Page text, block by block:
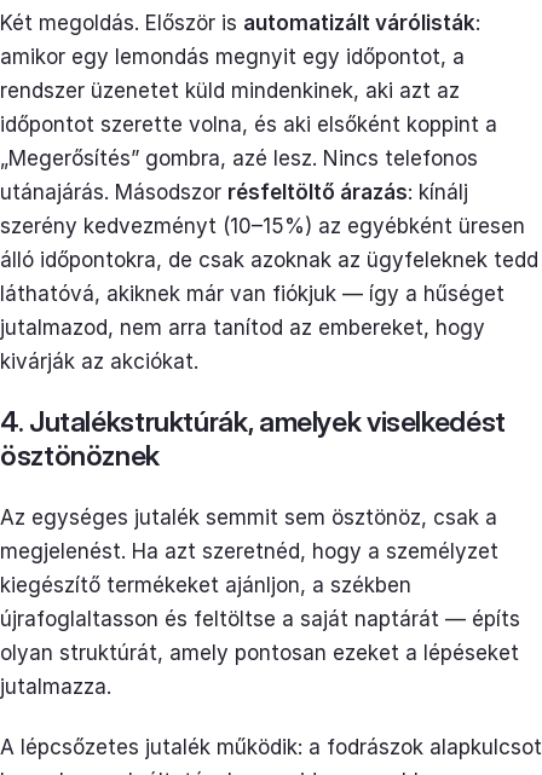
Két megoldás. Először is automatizált várólisták:
amikor egy lemondás megnyit egy időpontot, a
rendszer üzenetet küld mindenkinek, aki azt az
időpontot szerette volna, és aki elsőként koppint a
„Megerősítés” gombra, azé lesz. Nincs telefonos
utánajárás. Másodszor résfeltöltő árazás: kínálj
szerény kedvezményt (10–15%) az egyébként üresen
álló időpontokra, de csak azoknak az ügyfeleknek tedd
láthatóvá, akiknek már van fiókjuk — így a hűséget
jutalmazod, nem arra tanítod az embereket, hogy
kivárják az akciókat.
4. Jutalékstruktúrák, amelyek viselkedést
ösztönöznek
Az egységes jutalék semmit sem ösztönöz, csak a
megjelenést. Ha azt szeretnéd, hogy a személyzet
kiegészítő termékeket ajánljon, a székben
újrafoglaltasson és feltöltse a saját naptárát — építs
olyan struktúrát, amely pontosan ezeket a lépéseket
jutalmazza.
A lépcsőzetes jutalék működik: a fodrászok alapkulcsot